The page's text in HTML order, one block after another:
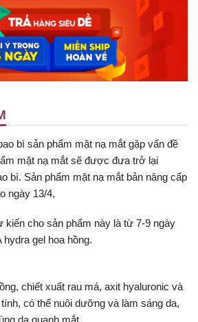
bì sản phẩm mặt nạ mắt gặp vấn đề
mặt nạ mắt sẽ được đưa trở lại
bì. Sản phẩm mặt nạ mắt bản nâng cấp
ngày 13/4,
kiến cho sản phẩm này là từ 7-9 ngày
gel hoa hồng.
chiết xuất rau má, axit hyaluronic và
có thể nuôi dưỡng và làm sáng da,
da quanh mắt.